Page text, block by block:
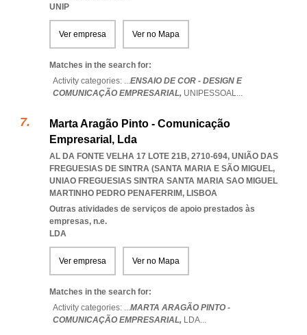
UNIP
Ver empresa Ver no Mapa
Matches in the search for:
Activity categories: ...ENSAIO DE COR - DESIGN E
COMUNICAÇÃO EMPRESARIAL, UNIPESSOAL...
Marta Aragão Pinto - Comunicação
Empresarial, Lda
AL DA FONTE VELHA 17 LOTE 21B, 2710-694, UNIÃO DAS
FREGUESIAS DE SINTRA (SANTA MARIA E SÃO MIGUEL,
UNIAO FREGUESIAS SINTRA SANTA MARIA SAO MIGUEL
MARTINHO PEDRO PENAFERRIM, LISBOA
Outras atividades de serviços de apoio prestados às
empresas, n.e.
LDA
Ver empresa Ver no Mapa
Matches in the search for:
Activity categories: ...MARTA ARAGÃO PINTO -
COMUNICAÇÃO EMPRESARIAL, LDA...